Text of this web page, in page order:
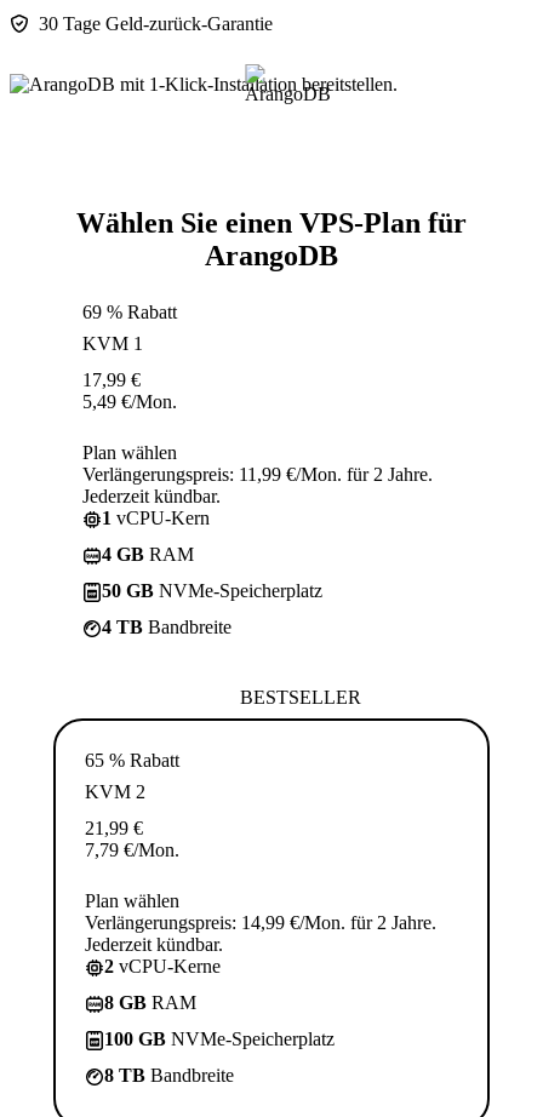
30 Tage Geld-zurück-Garantie
Wählen Sie einen VPS-Plan für
ArangoDB
69 % Rabatt
KVM 1
17,99 €
5,49 €/Mon.
Plan wählen
Verlängerungspreis: 11,99 €/Mon. für 2 Jahre.
Jederzeit kündbar.
1 vCPU-Kern
4 GB RAM
50 GB NVMe-Speicherplatz
4 TB Bandbreite
BESTSELLER
65 % Rabatt
KVM 2
21,99 €
7,79 €/Mon.
Plan wählen
Verlängerungspreis: 14,99 €/Mon. für 2 Jahre.
Jederzeit kündbar.
2 vCPU-Kerne
8 GB RAM
100 GB NVMe-Speicherplatz
8 TB Bandbreite